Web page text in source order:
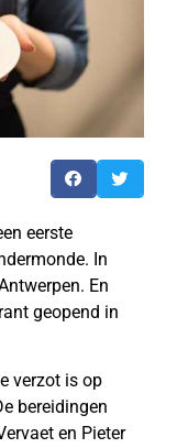
eerste
In
En
geopend in
verzot is op
bereidingen
en Pieter